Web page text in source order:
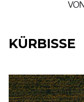
KÜRBISSE